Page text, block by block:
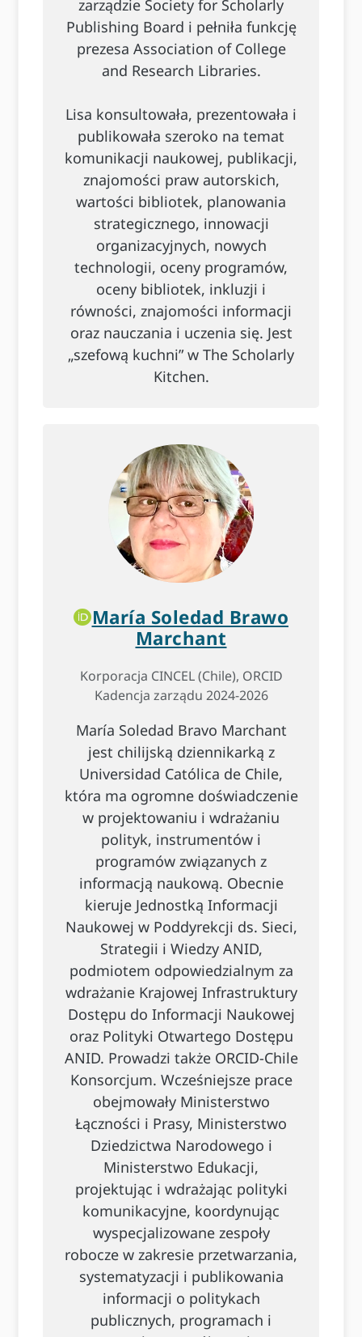
zarządzie Society for Scholarly
Publishing Board i pełniła funkcję
prezesa Association of College
and Research Libraries.
Lisa konsultowała, prezentowała i
publikowała szeroko na temat
komunikacji naukowej, publikacji,
znajomości praw autorskich,
wartości bibliotek, planowania
strategicznego, innowacji
organizacyjnych, nowych
technologii, oceny programów,
oceny bibliotek, inkluzji i
równości, znajomości informacji
oraz nauczania i uczenia się. Jest
„szefową kuchni” w The Scholarly
Kitchen.
María Soledad Brawo
Marchant
Korporacja CINCEL (Chile), ORCID
Kadencja zarządu 2024-2026
María Soledad Bravo Marchant
jest chilijską dziennikarką z
Universidad Católica de Chile,
która ma ogromne doświadczenie
w projektowaniu i wdrażaniu
polityk, instrumentów i
programów związanych z
informacją naukową. Obecnie
kieruje Jednostką Informacji
Naukowej w Poddyrekcji ds. Sieci,
Strategii i Wiedzy ANID,
podmiotem odpowiedzialnym za
wdrażanie Krajowej Infrastruktury
Dostępu do Informacji Naukowej
oraz Polityki Otwartego Dostępu
ANID. Prowadzi także ORCID-Chile
Konsorcjum. Wcześniejsze prace
obejmowały Ministerstwo
Łączności i Prasy, Ministerstwo
Dziedzictwa Narodowego i
Ministerstwo Edukacji,
projektując i wdrażając polityki
komunikacyjne, koordynując
wyspecjalizowane zespoły
robocze w zakresie przetwarzania,
systematyzacji i publikowania
informacji o politykach
publicznych, programach i